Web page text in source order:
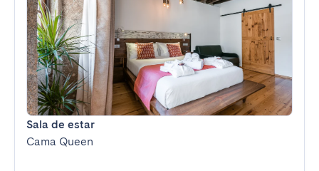
Sala de estar
Cama Queen